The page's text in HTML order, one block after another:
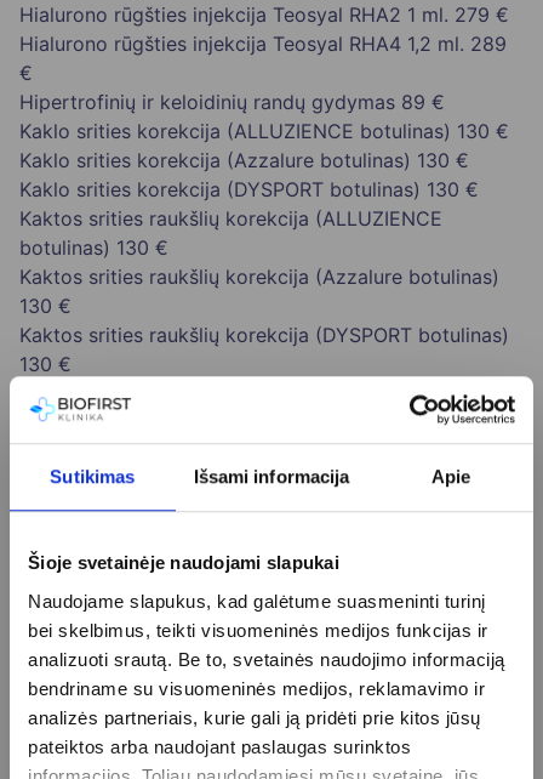
Sutikimas Išsami informacija Apie
Šioje svetainėje naudojami slapukai
Naudojame slapukus, kad galėtume suasmeninti turinį
bei skelbimus, teikti visuomeninės medijos funkcijas ir
analizuoti srautą. Be to, svetainės naudojimo informaciją
bendriname su visuomeninės medijos, reklamavimo ir
analizės partneriais, kurie gali ją pridėti prie kitos jūsų
pateiktos arba naudojant paslaugas surinktos
Hialurono rūgšties injekcija Teosyal RHA2 1 ml. 279 €
Hialurono rūgšties injekcija Teosyal RHA4 1,2 ml. 289
€
Hipertrofinių ir keloidinių randų gydymas 89 €
Kaklo srities korekcija (ALLUZIENCE botulinas) 130 €
Kaklo srities korekcija (Azzalure botulinas) 130 €
Kaklo srities korekcija (DYSPORT botulinas) 130 €
Kaktos srities raukšlių korekcija (ALLUZIENCE
botulinas) 130 €
Kaktos srities raukšlių korekcija (Azzalure botulinas)
130 €
Kaktos srities raukšlių korekcija (DYSPORT botulinas)
130 €
Kaktos srities raukšlių korekcija (VISTABEL botulinas)
130 €
Kalcio hidroksiapatito užpildo injekcija Radiesse 1,5 ml
500 €
Kramtomojo raumens srities korekcija (ALLUZIENCE
Kramtomojo raumens srities korekcija (Azzalure
botulinas) 199 €
Kramtomojo raumens srities korekcija (DYSPORT
botulinas) 199 €
Mezoterapija (Filorga mišinys NCTF 135HA 1ml) 90 €
Mezoterapija (Filorga mišinys NCTF 135HA 3ml) 154 €
Pažastų padidinto prakaitavimo gydymas botulino
injekcijomis (ALLUZIENCE botulinas) I lygis 390 €